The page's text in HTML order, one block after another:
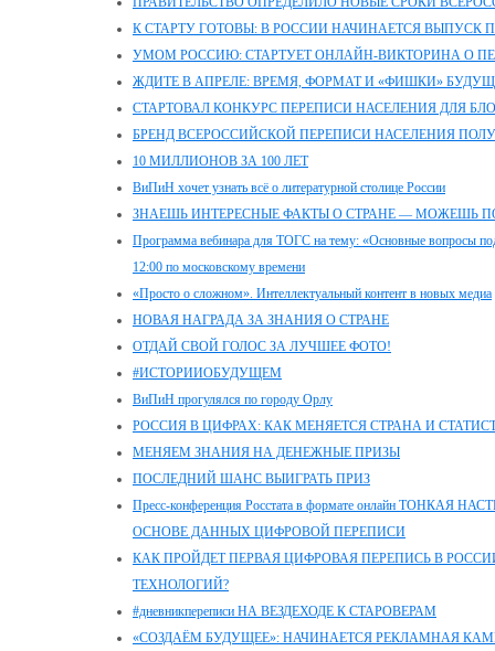
К СТАРТУ ГОТОВЫ: В РОССИИ НАЧИНАЕТСЯ
УМОМ РОССИЮ: СТАРТУЕТ ОНЛАЙН-ВИКТОРИНА О
ЖДИТЕ В АПРЕЛЕ: ВРЕМЯ, ФОРМАТ И «ФИШКИ»
СТАРТОВАЛ КОНКУРС ПЕРЕПИСИ НАСЕЛЕНИЯ ДЛЯ
БРЕНД ВСЕРОССИЙСКОЙ ПЕРЕПИСИ НАСЕЛЕНИЯ
10 МИЛЛИОНОВ ЗА 100 ЛЕТ
ВиПиН хочет узнать всё о литературной столице России
ЗНАЕШЬ ИНТЕРЕСНЫЕ ФАКТЫ О СТРАНЕ — МОЖЕШЬ
Программа вебинара для ТОГС на тему: «Основные вопросы
12:00 по московскому времени
«Просто о сложном». Интеллектуальный контент в новых медиа
НОВАЯ НАГРАДА ЗА ЗНАНИЯ О СТРАНЕ
ОТДАЙ СВОЙ ГОЛОС ЗА ЛУЧШЕЕ ФОТО!
#ИСТОРИИОБУДУЩЕМ
ВиПиН прогулялся по городу Орлу
РОССИЯ В ЦИФРАХ: КАК МЕНЯЕТСЯ СТРАНА И
МЕНЯЕМ ЗНАНИЯ НА ДЕНЕЖНЫЕ ПРИЗЫ
ПОСЛЕДНИЙ ШАНС ВЫИГРАТЬ ПРИЗ
Пресс-конференция Росстата в формате онлайн
ОСНОВЕ ДАННЫХ ЦИФРОВОЙ ПЕРЕПИСИ
КАК ПРОЙДЕТ ПЕРВАЯ ЦИФРОВАЯ ПЕРЕПИСЬ В
ТЕХНОЛОГИЙ?
#дневникпереписи НА ВЕЗДЕХОДЕ К СТАРОВЕРАМ
«СОЗДАЁМ БУДУЩЕЕ»: НАЧИНАЕТСЯ РЕКЛАМНАЯ